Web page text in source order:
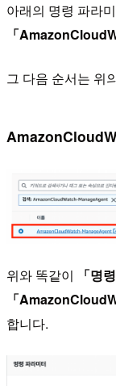
아래의 명령 파라
「
그 다음 순서는 위
위와 똑같이 「명
「
합니다.